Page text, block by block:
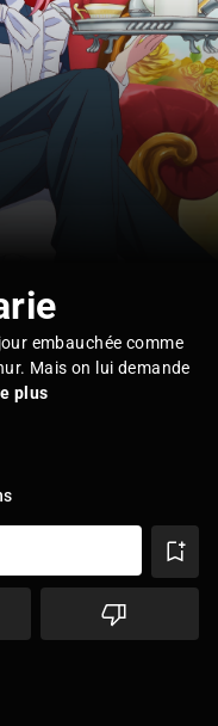
embauchée comme
Mais on lui demande
plus